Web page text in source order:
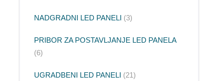
NADGRADNI LED PANELI 3
PRIBOR ZA POSTAVLJANJE LED PANELA
6
UGRADBENI LED PANELI 21